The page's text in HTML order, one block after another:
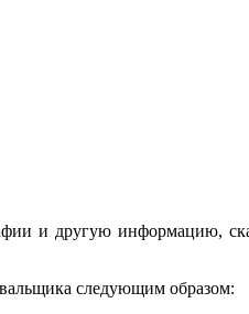
и другую информацию,
следующим образом: